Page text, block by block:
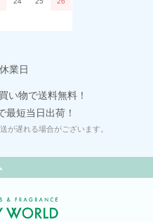
業日
い物で送料無料！
最短当日出荷！
が遅れる場合がございます。